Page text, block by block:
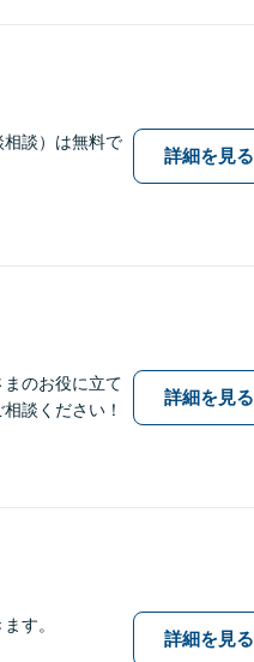
談）は無料で
詳細を見る
のお役に立て
談ください！
詳細を見る
す。
詳細を見る